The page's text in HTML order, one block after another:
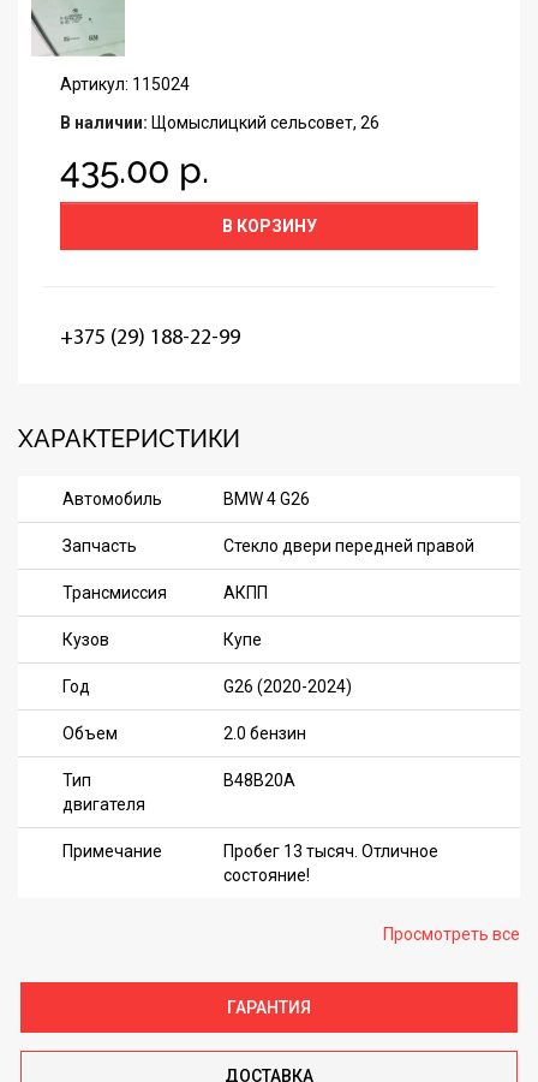
Артикул: 115024
В наличии: Щомыслицкий сельсовет, 26
435.00 р.
В КОРЗИНУ
+375 (29) 188-22-99
ХАРАКТЕРИСТИКИ
Автомобиль BMW 4 G26
Запчасть Стекло двери передней правой
Трансмиссия АКПП
Кузов Купе
Год G26 (2020-2024)
Объем 2.0 бензин
Тип
двигателя
B48B20A
Примечание
Пробег 13 тысяч. Отличное
состояние!
Просмотреть все
ГАРАНТИЯ
ДОСТАВКА